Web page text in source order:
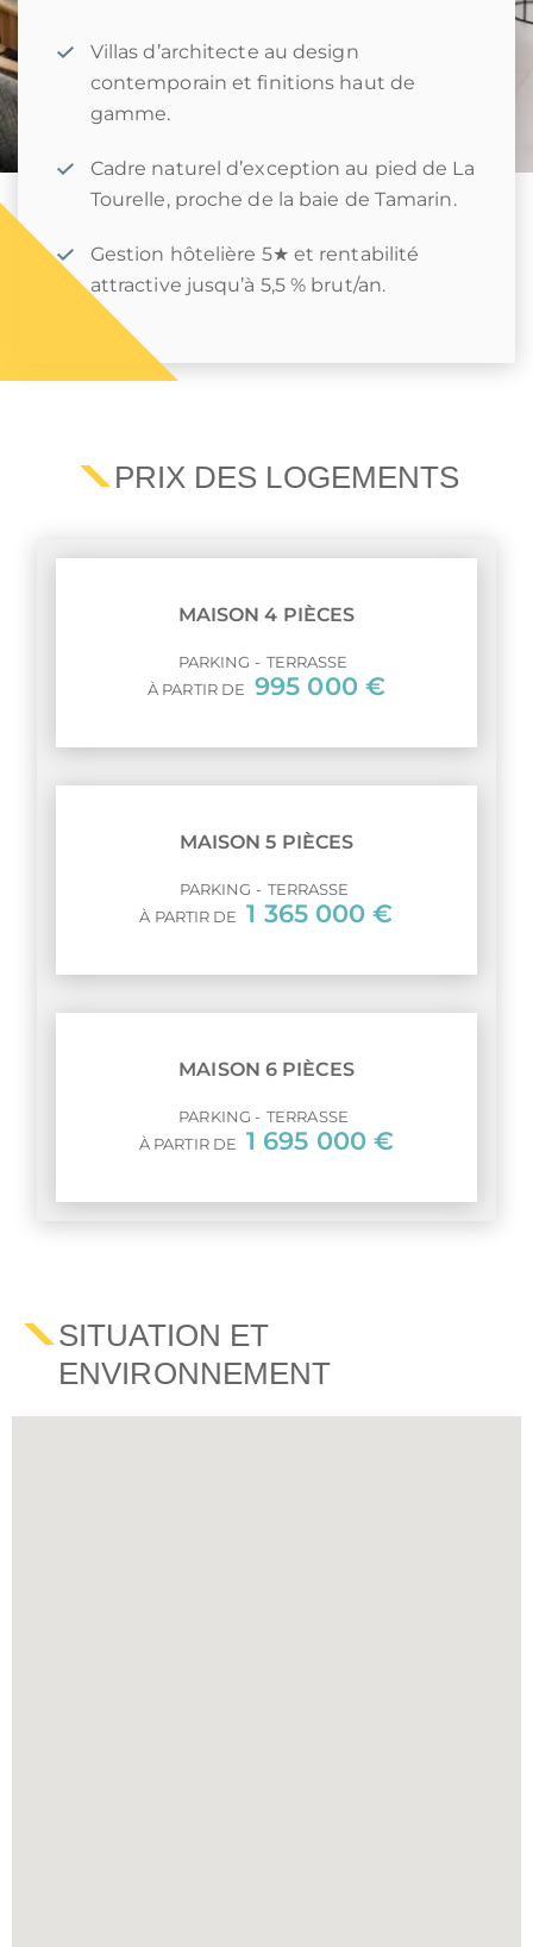
Villas d’architecte au design
contemporain et finitions haut de
gamme.
Cadre naturel d’exception au pied de La
Tourelle, proche de la baie de Tamarin.
Gestion hôtelière 5★ et rentabilité
attractive jusqu’à 5,5 % brut/an.
PRIX DES LOGEMENTS
MAISON 4 PIÈCES
PARKING
TERRASSE
À PARTIR DE
995 000 €
MAISON 5 PIÈCES
PARKING
TERRASSE
À PARTIR DE
1 365 000 €
MAISON 6 PIÈCES
PARKING
TERRASSE
À PARTIR DE 1 695 000 €
SITUATION ET
ENVIRONNEMENT